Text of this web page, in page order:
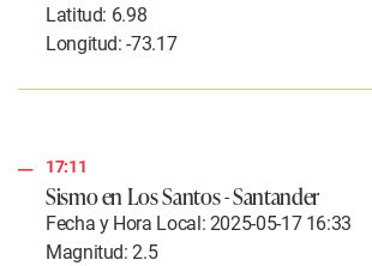
Latitud: 6.98
Longitud: -73.17
17:11
Sismo en Los Santos - Santander
Fecha y Hora Local: 2025-05-17 16:33
Magnitud: 2.5